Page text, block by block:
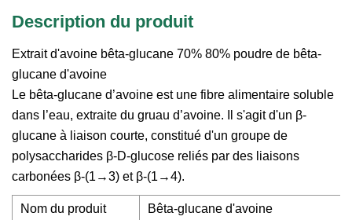
Description du produit
Extrait d'avoine bêta-glucane 70% 80% poudre de bêta-
glucane d'avoine
Le bêta-glucane d’avoine est une fibre alimentaire soluble
dans l’eau, extraite du gruau d’avoine. Il s'agit d'un β-
glucane à liaison courte, constitué d'un groupe de
polysaccharides β-D-glucose reliés par des liaisons
carbonées β-(1→3) et β-(1→4).
Nom du produit Bêta-glucane d'avoine